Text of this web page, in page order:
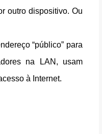
outro dispositivo. Ou
“público” para
na LAN, usam
à Internet.